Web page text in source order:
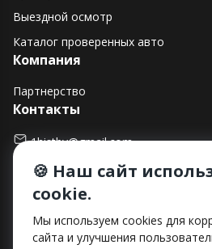
Выездной осмотр
Каталог проверенных авто
Компания
Партнерство
Контакты
1histby@gmail.com
+375 (29) 182-90-00
г. Минск, ул. Макаенка, д. 12Е,
Способы оплаты
🍪 Наш сайт
cookie.
Мы используем cookies для
сайта и улучшения